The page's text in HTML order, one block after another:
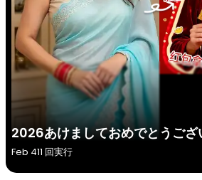
2026あけましておめでとうござ
Feb 411 回実行